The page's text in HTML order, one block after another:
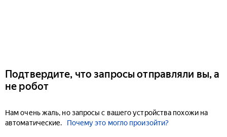
Подтвердите, что запросы отправляли вы, а
не робот
Нам очень жаль, но запросы с вашего устройства похожи на
автоматические.
Почему это могло произойти?